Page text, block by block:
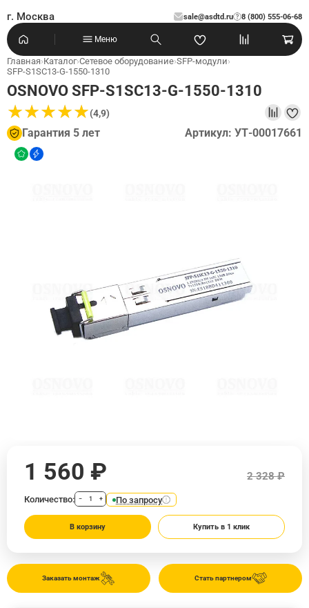
г. Москва sale@asdtd.ru 8 (800) 555-06-68
?
Меню
Главная›Каталог›Сетевое оборудование›SFP-модули›
SFP-S1SC13-G-1550-1310
OSNOVO SFP-S1SC13-G-1550-1310
★★★★★
★★★★★(4,9)
Гарантия 5 лет Артикул: УТ-00017661
Стать партнером
Заказать монтаж
1 560 ₽ 2 328 ₽
Количество: − + По запросу
В корзину Купить в 1 клик